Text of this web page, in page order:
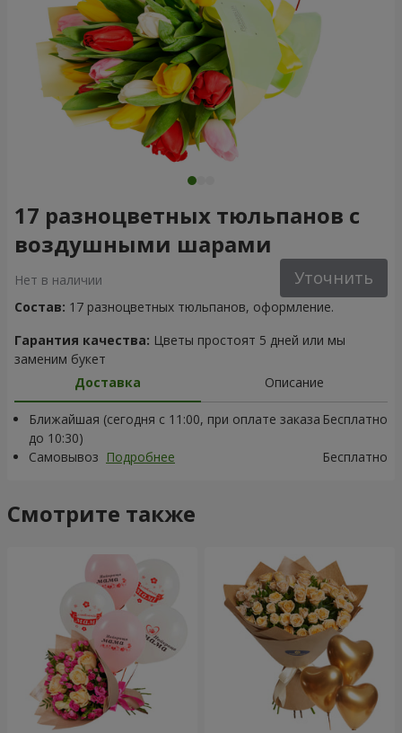
17 разноцветных тюльпанов с
воздушными шарами
Нет в наличии Уточнить
Состав: 17 разноцветных тюльпанов, оформление.
Гарантия качества: Цветы простоят 5 дней или мы
заменим букет
Доставка
Описание
Ближайшая (сегодня с 11:00, при оплате заказа
до 10:30)
Бесплатно
Самовывоз Подробнее Бесплатно
Смотрите также